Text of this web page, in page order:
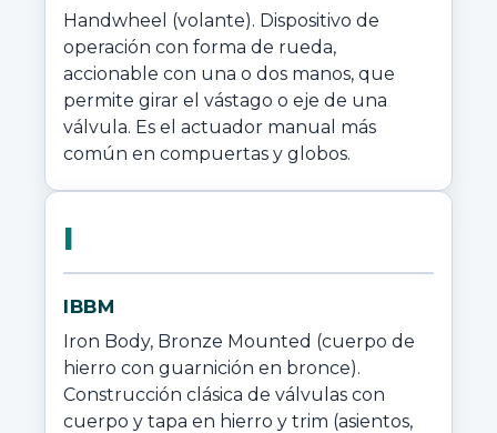
Handwheel (volante). Dispositivo de
operación con forma de rueda,
accionable con una o dos manos, que
permite girar el vástago o eje de una
válvula. Es el actuador manual más
común en compuertas y globos.
I
IBBM
Iron Body, Bronze Mounted (cuerpo de
hierro con guarnición en bronce).
Construcción clásica de válvulas con
cuerpo y tapa en hierro y trim (asientos,